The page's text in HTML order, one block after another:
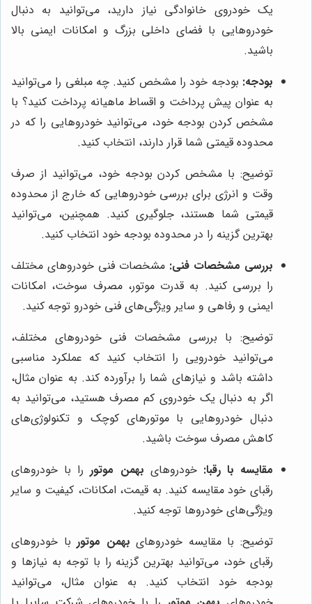
یک خودروی خانوادگی نیاز دارید، می‌توانید به دنبال
خودروهایی با فضای داخلی بزرگ و امکانات ایمنی بالا
باشید.
بودجه: بودجه خود را مشخص کنید. چه مبلغی را می‌توانید
به عنوان پیش پرداخت و اقساط ماهیانه پرداخت کنید؟ با
مشخص کردن بودجه خود، می‌توانید خودروهایی را که در
محدوده قیمتی شما قرار دارند، انتخاب کنید.
توضیح: با مشخص کردن بودجه خود، می‌توانید از صرف
وقت و انرژی برای بررسی خودروهایی که خارج از محدوده
قیمتی شما هستند، جلوگیری کنید. همچنین، می‌توانید
بهترین گزینه را در محدوده بودجه خود انتخاب کنید.
بررسی مشخصات فنی: مشخصات فنی خودروهای مختلف
را بررسی کنید. به قدرت موتور، مصرف سوخت، امکانات
ایمنی و رفاهی و سایر ویژگی‌های فنی خودرو توجه کنید.
توضیح: با بررسی مشخصات فنی خودروهای مختلف،
می‌توانید خودرویی را انتخاب کنید که عملکرد مناسبی
داشته باشد و نیازهای شما را برآورده کند. به عنوان مثال،
اگر به دنبال یک خودروی کم مصرف هستید، می‌توانید به
دنبال خودروهایی با موتورهای کوچک و تکنولوژی‌های
کاهش مصرف سوخت باشید.
مقایسه با رقبا: خودروهای بهمن موتور را با خودروهای
رقبای خود مقایسه کنید. به قیمت، امکانات، کیفیت و سایر
ویژگی‌های خودروها توجه کنید.
توضیح: با مقایسه خودروهای بهمن موتور با خودروهای
رقبای خود، می‌توانید بهترین گزینه را با توجه به نیازها و
بودجه خود انتخاب کنید. به عنوان مثال، می‌توانید